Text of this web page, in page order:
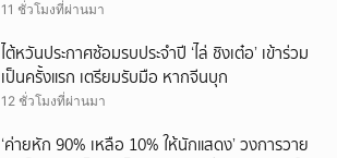
11 ชั่วโมงที่ผ่านมา
ไต้หวันประกาศซ้อมรบประจำปี ‘ไล่ ชิงเต๋อ’ เข้าร่วม
เป็นครั้งแรก เตรียมรับมือ หากจีนบุก
12 ชั่วโมงที่ผ่านมา
‘ค่ายหัก 90% เหลือ 10% ให้นักแสดง’ วงการวาย